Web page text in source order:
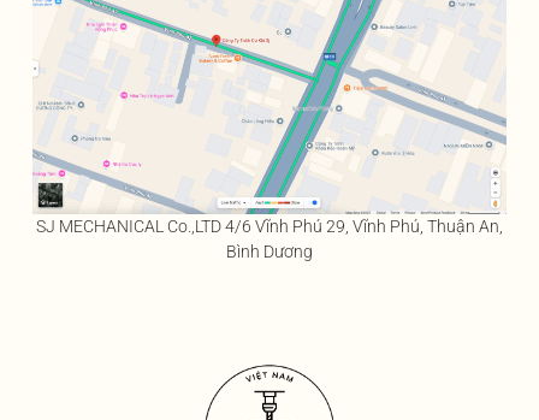
SJ MECHANICAL Co.,LTD 4/6 Vĩnh Phú 29, Vĩnh Phú, Thuận An,
Bình Dương